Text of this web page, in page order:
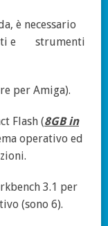
è necessario
e
strumenti
per Amiga).
Flash (8GB in
operativo ed
3.1 per
(sono 6).